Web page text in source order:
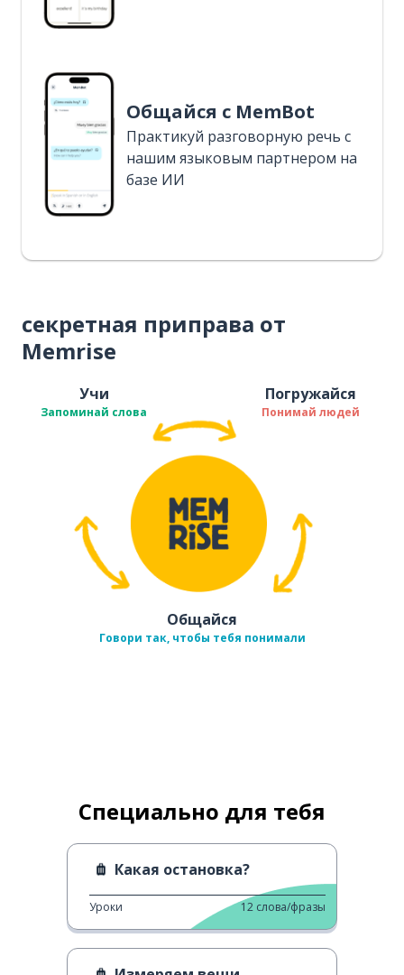
Общайся с MemBot
Практикуй разговорную речь с
нашим языковым партнером на
базе ИИ
секретная приправа от
Memrise
Учи
Запоминай слова
Погружайся
Понимай людей
Общайся
Говори так, чтобы тебя понимали
Специально для тебя
Какая остановка?
Уроки 12 слова/фразы